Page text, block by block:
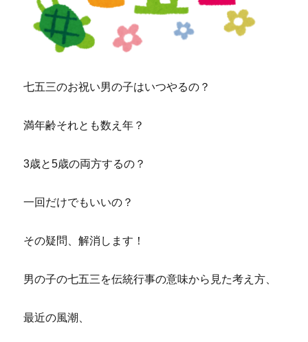
七五三のお祝い男の子はいつやるの？
満年齢それとも数え年？
3歳と5歳の両方するの？
一回だけでもいいの？
その疑問、解消します！
男の子の七五三を伝統行事の意味から見た考え方、
最近の風潮、